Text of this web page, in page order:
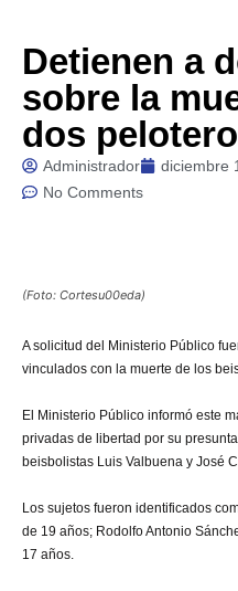
Detienen a
sobre la
dos
Administrador diciembre
No Comments
(Foto: Cortesu00eda)
A solicitud del Ministerio Público
vinculados con la muerte de los
El Ministerio Público informó este
privadas de libertad por su
beisbolistas Luis Valbuena y José
Los sujetos fueron identificados
de 19 años; Rodolfo Antonio
17 años.